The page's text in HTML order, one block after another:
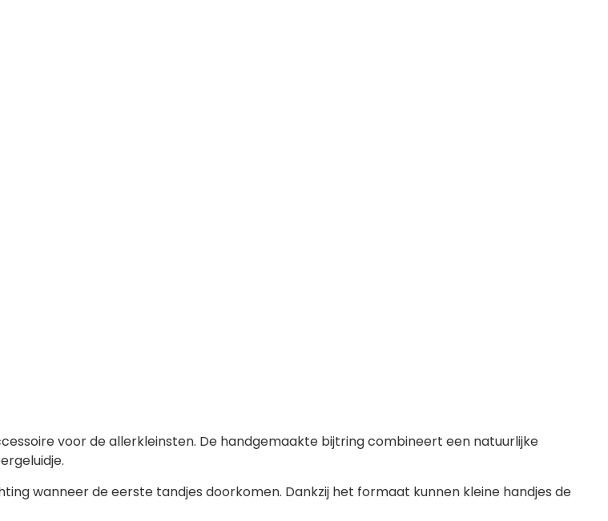
voor de allerkleinsten. De handgemaakte bijtring combineert een natuurlijke
wanneer de eerste tandjes doorkomen. Dankzij het formaat kunnen kleine handjes de